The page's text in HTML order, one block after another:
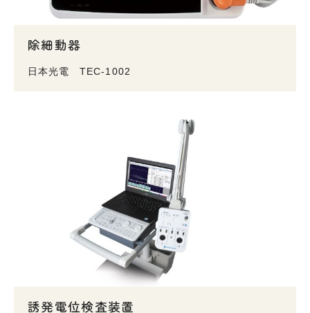
除細動器
日本光電 TEC-1002
誘発電位検査装置